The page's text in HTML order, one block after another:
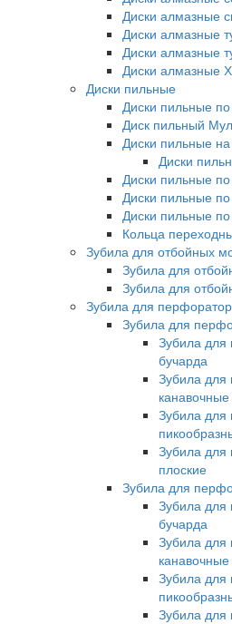
Диски алмазные
Диски алмазные
Диски алмазные
Диски алмазные
Диски пильные
Диски пильные
Диск пильный
Диски пильные
Диски
Диски пильные
Диски пильные
Диски пильные
Кольца
Зубила для отбойных
Зубила для
Зубила для
Зубила для
Зубила для
Зубила для
бучарда
Зубила для
канавочные
Зубила для
Зубила для
плоские
Зубила для
Зубила для
бучарда
Зубила для
канавочные
Зубила для
Зубила для